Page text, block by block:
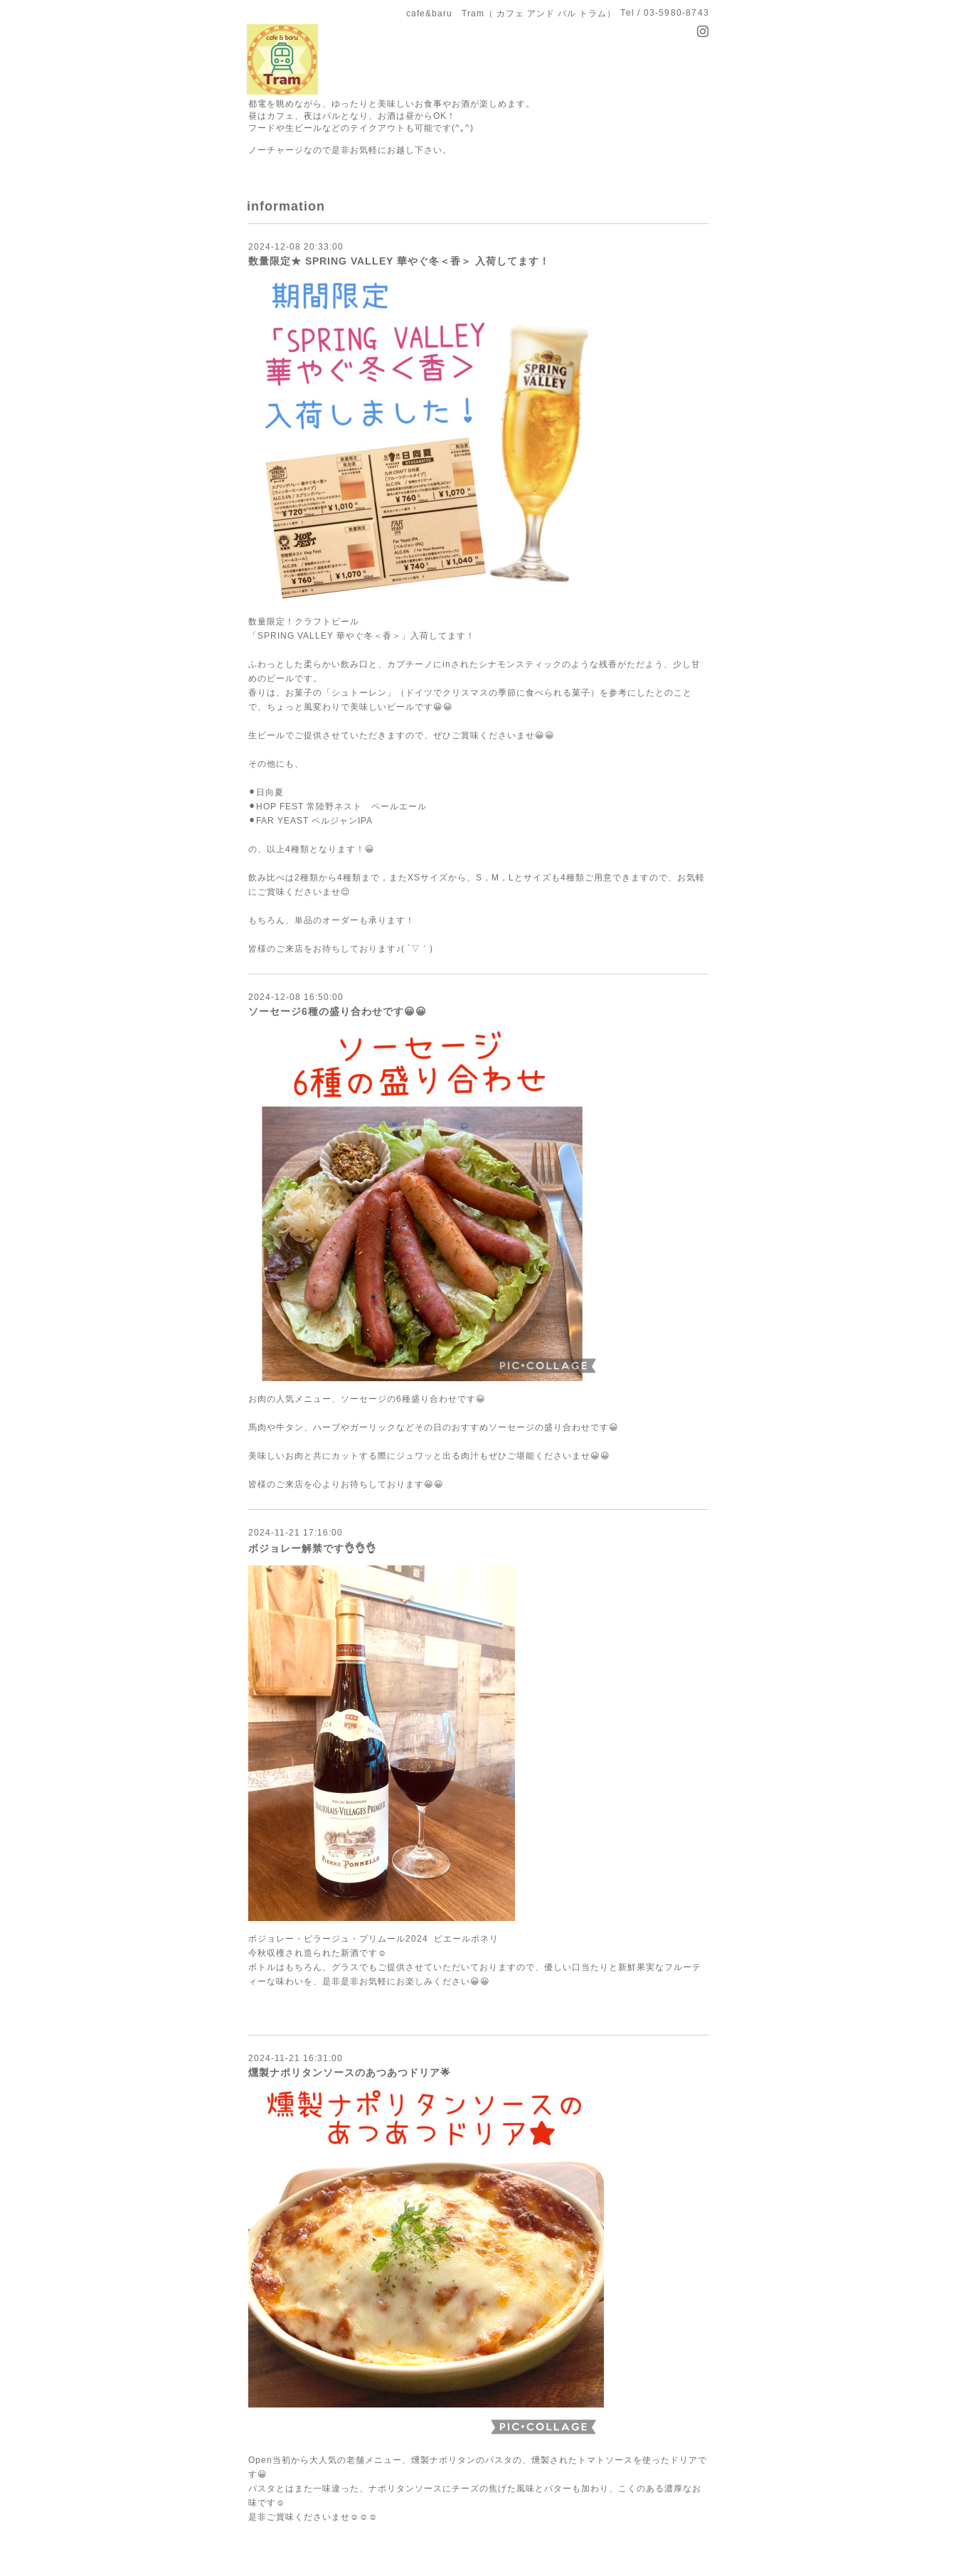
cafe&baru Tram（ カフェ アンド バル トラム） Tel / 03-5980-8743
都電を眺めながら、ゆったりと美味しいお食事やお酒が楽しめます。
昼はカフェ、夜はバルとなり、お酒は昼からOK！
フードや生ビールなどのテイクアウトも可能です(^｡^)
ノーチャージなので是非お気軽にお越し下さい。
information
2024-12-08 20:33:00
数量限定★ SPRING VALLEY 華やぐ冬＜香＞ 入荷してます！
数量限定！クラフトビール
「SPRING VALLEY 華やぐ冬＜香＞」入荷してます！
ふわっとした柔らかい飲み口と、カプチーノにinされたシナモンスティックのような残香がただよう、少し甘
めのビールです。
香りは、お菓子の「シュトーレン」（ドイツでクリスマスの季節に食べられる菓子）を参考にしたとのこと
で、ちょっと風変わりで美味しいビールです😀😀
生ビールでご提供させていただきますので、ぜひご賞味くださいませ😀😀
その他にも、
⚫︎日向夏
⚫︎HOP FEST 常陸野ネスト ペールエール
⚫︎FAR YEAST ペルジャンIPA
の、以上4種類となります！😀
飲み比べは2種類から4種類まで，またXSサイズから、S，M，Lとサイズも4種類ご用意できますので、お気軽
にご賞味くださいませ😌
もちろん、単品のオーダーも承ります！
皆様のご来店をお待ちしております♪( ´▽｀)
2024-12-08 16:50:00
ソーセージ6種の盛り合わせです😀😀
お肉の人気メニュー、ソーセージの6種盛り合わせです😀
馬肉や牛タン、ハーブやガーリックなどその日のおすすめソーセージの盛り合わせです😀
美味しいお肉と共にカットする際にジュワッと出る肉汁もぜひご堪能くださいませ😀😀
皆様のご来店を心よりお待ちしております😀😀
2024-11-21 17:16:00
ボジョレー解禁です👌👌👌
ボジョレー・ピラージュ・プリムール2024 ピエールポネリ
今秋収穫され造られた新酒です☺️
ボトルはもちろん、グラスでもご提供させていただいておりますので、優しい口当たりと新鮮果実なフルーテ
ィーな味わいを、是非是非お気軽にお楽しみください😀😀
2024-11-21 16:31:00
燻製ナポリタンソースのあつあつドリア🌟
Open当初から大人気の老舗メニュー、燻製ナポリタンのパスタの、燻製されたトマトソースを使ったドリアで
す😀
パスタとはまた一味違った、ナポリタンソースにチーズの焦げた風味とバターも加わり、こくのある濃厚なお
味です☺️
是非ご賞味くださいませ☺️☺️☺️